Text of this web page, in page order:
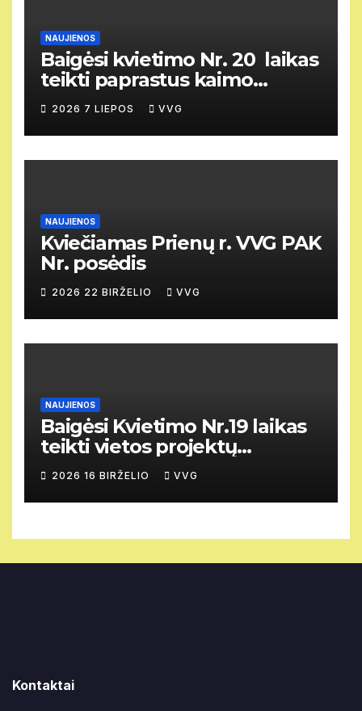
NAUJIENOS
Baigėsi kvietimo Nr. 20 laikas
teikti paprastus kaimo
vietovių vietos projektus
2026 7 LIEPOS VVG
NAUJIENOS
Kviečiamas Prienų r. VVG PAK
Nr. posėdis
2026 22 BIRŽELIO VVG
NAUJIENOS
Baigėsi Kvietimo Nr.19 laikas
teikti vietos projektų
paraiškas.
2026 16 BIRŽELIO VVG
Kontaktai